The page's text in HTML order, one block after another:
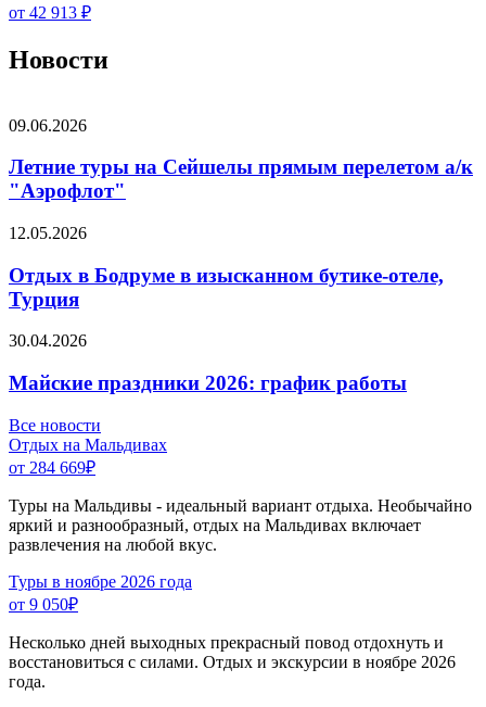
от 42 913 ₽
Новости
09.06.2026
Летние туры на Сейшелы прямым перелетом а/к
"Аэрофлот"
12.05.2026
Отдых в Бодруме в изысканном бутике-отеле,
Турция
30.04.2026
Майские праздники 2026: график работы
Все новости
Отдых на Мальдивах
от 284 669₽
Туры на Мальдивы - идеальный вариант отдыха. Необычайно
яркий и разнообразный, отдых на Мальдивах включает
развлечения на любой вкус.
Туры в ноябре 2026 года
от 9 050₽
Несколько дней выходных прекрасный повод отдохнуть и
восстановиться с силами. Отдых и экскурсии в ноябре 2026
года.